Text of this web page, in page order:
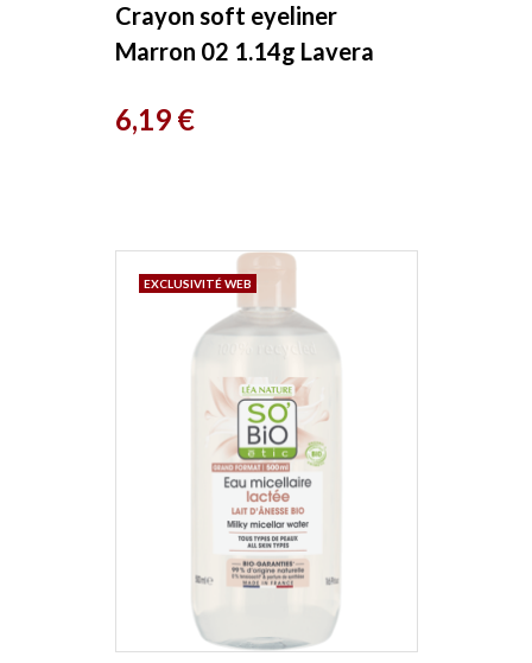
Crayon soft eyeliner
Marron 02 1.14g Lavera
Prix
6,19 €
EXCLUSIVITÉ WEB